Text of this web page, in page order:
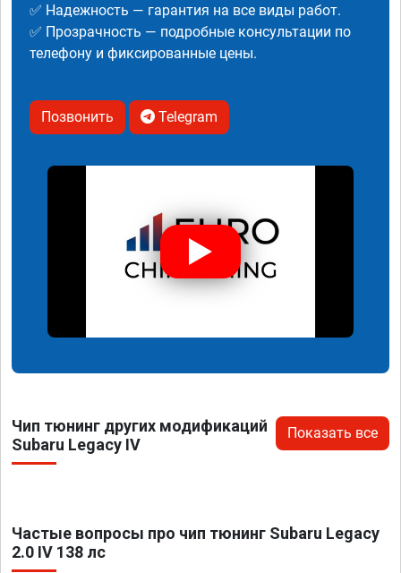
✅ Надежность — гарантия на все виды работ.
✅ Прозрачность — подробные консультации по
телефону и фиксированные цены.
Позвонить Telegram
Чип тюнинг других модификаций
Subaru Legacy IV
Показать все
Частые вопросы про чип тюнинг Subaru Legacy
2.0 IV 138 лс